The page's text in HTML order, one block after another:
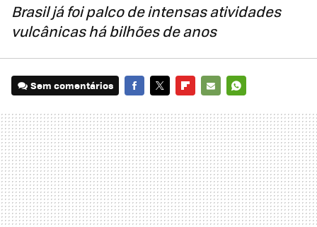
Brasil já foi palco de intensas atividades
vulcânicas há bilhões de anos
Sem comentários
MAIL